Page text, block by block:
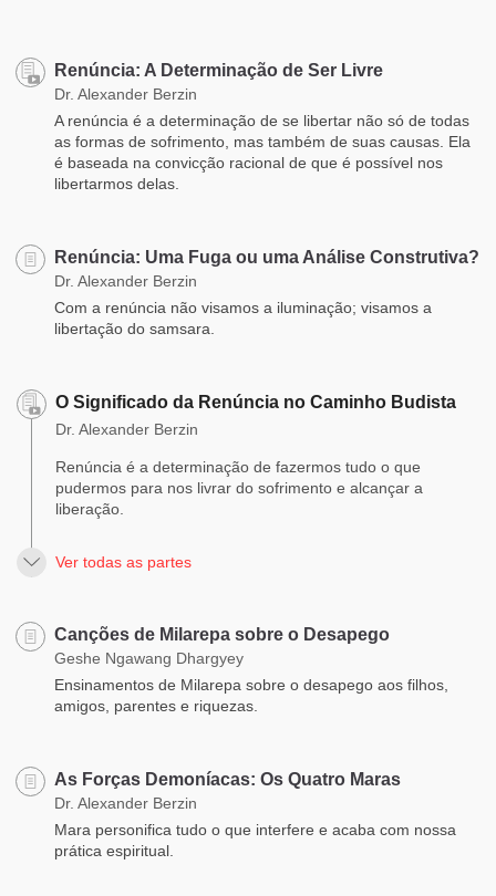
Renúncia: A Determinação de Ser Livre
Dr. Alexander Berzin
A renúncia é a determinação de se libertar não só de todas
as formas de sofrimento, mas também de suas causas. Ela
é baseada na convicção racional de que é possível nos
libertarmos delas.
Renúncia: Uma Fuga ou uma Análise Construtiva?
Dr. Alexander Berzin
Com a renúncia não visamos a iluminação; visamos a
libertação do samsara.
O Significado da Renúncia no Caminho Budista
Dr. Alexander Berzin
Renúncia é a determinação de fazermos tudo o que
pudermos para nos livrar do sofrimento e alcançar a
liberação.
Ver todas as partes
Canções de Milarepa sobre o Desapego
Geshe Ngawang Dhargyey
Ensinamentos de Milarepa sobre o desapego aos filhos,
amigos, parentes e riquezas.
As Forças Demoníacas: Os Quatro Maras
Dr. Alexander Berzin
Mara personifica tudo o que interfere e acaba com nossa
prática espiritual.